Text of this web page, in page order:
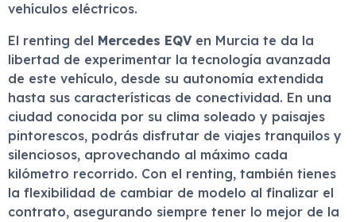
vehículos eléctricos.
El renting del Mercedes EQVen Murcia te da la
libertad de experimentar la tecnología avanzada
de este vehículo, desde su autonomía extendida
hasta sus características de conectividad. En una
ciudad conocida por su clima soleado y paisajes
pintorescos, podrás disfrutar de viajes tranquilos y
silenciosos, aprovechando al máximo cada
kilómetro recorrido. Con el renting, también tienes
la flexibilidad de cambiar de modelo al finalizar el
contrato, asegurando siempre tener lo mejor de la